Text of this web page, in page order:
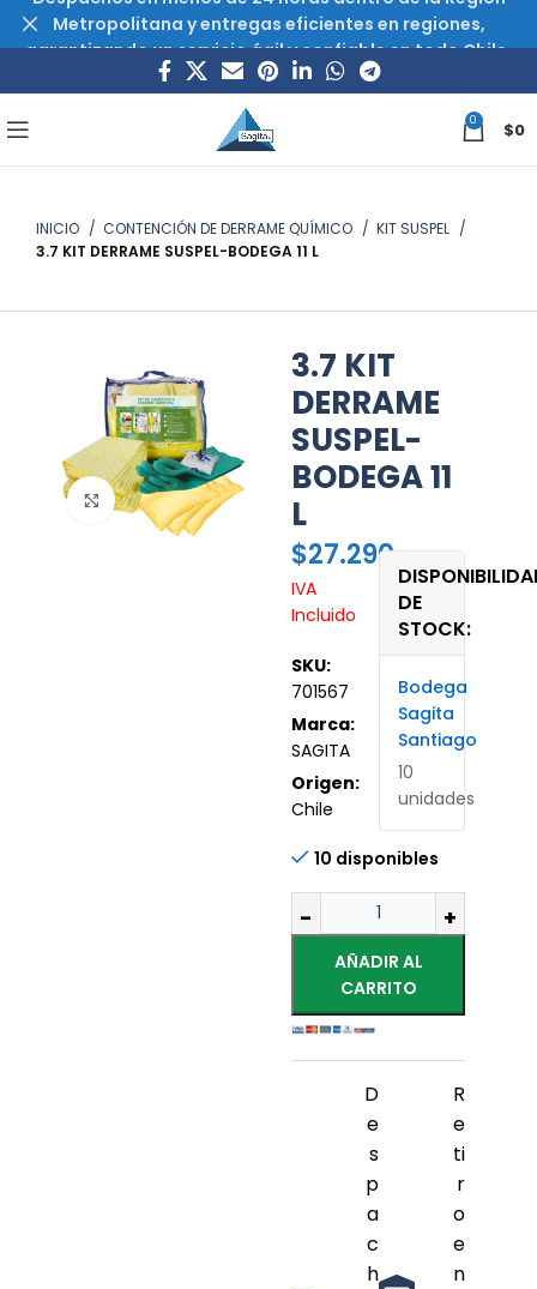
0 $0
INICIO CONTENCIÓN DE DERRAME QUÍMICO
KIT SUSPEL
3.7 KIT DERRAME SUSPEL-BODEGA 11 L
Haz clic para ampliar
3.7 KIT
DERRAME
SUSPEL-
BODEGA 11
L
$27.290
IVA
Incluido
SKU:
701567
Marca:
SAGITA
Origen:
Chile
DE
STOCK:
Bodega
Sagita
Santiago
10
unidades
10 disponibles
AÑADIR AL
CARRITO
D
e
s
p
a
c
h
R
e
ti
r
o
e
n
Metropolitana y entregas eficientes en regiones,
garantizando un servicio ágil y confiable en todo Chile.